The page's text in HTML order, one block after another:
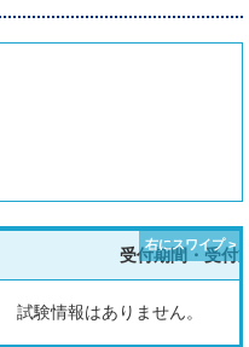
受付期間・受付
試験情報はありません。